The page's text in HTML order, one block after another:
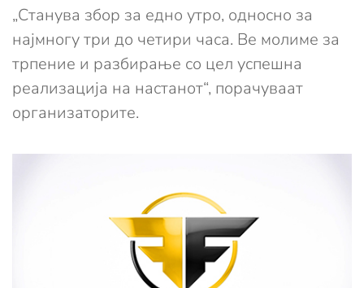
„Станува збор за едно утро, односно за
најмногу три до четири часа. Ве молиме за
трпение и разбирање со цел успешна
реализација на настанот“, порачуваат
организаторите.